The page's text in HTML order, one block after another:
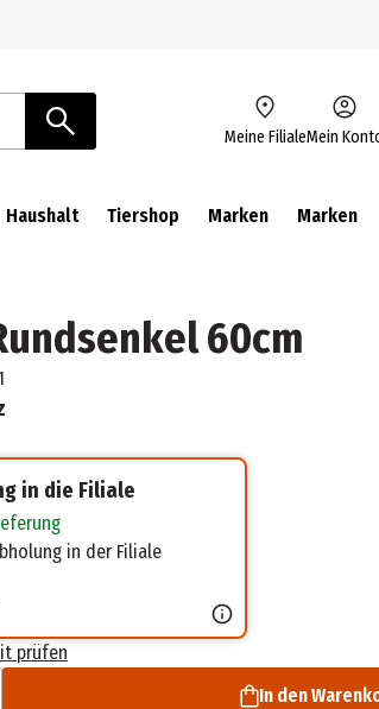
Meine FilialeMein
Haushalt Tiershop Marken Marken
60cm
in die Filiale
in der Filiale
prüfen
In den